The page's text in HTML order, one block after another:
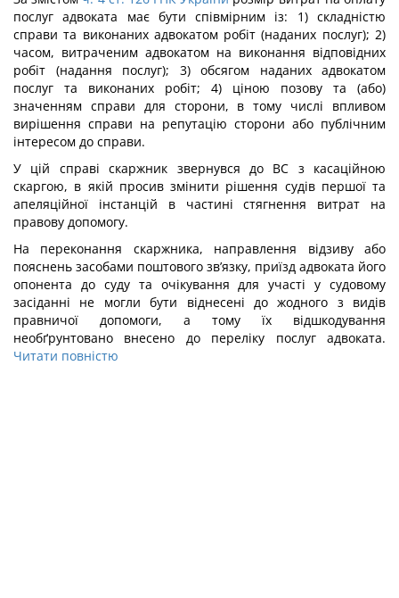
послуг адвоката має бути співмірним із: 1) складністю
справи та виконаних адвокатом робіт (наданих послуг); 2)
часом, витраченим адвокатом на виконання відповідних
робіт (надання послуг); 3) обсягом наданих адвокатом
послуг та виконаних робіт; 4) ціною позову та (або)
значенням справи для сторони, в тому числі впливом
вирішення справи на репутацію сторони або публічним
інтересом до справи.
У цій справі скаржник звернувся до ВС з касаційною
скаргою, в якій просив змінити рішення судів першої та
апеляційної інстанцій в частині стягнення витрат на
правову допомогу.
На переконання скаржника, направлення відзиву або
пояснень засобами поштового зв’язку, приїзд адвоката його
опонента до суду та очікування для участі у судовому
засіданні не могли бути віднесені до жодного з видів
правничої допомоги, а тому їх відшкодування
необґрунтовано внесено до переліку послуг адвоката.
Читати повністю